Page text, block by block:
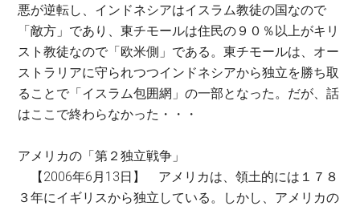
悪が逆転し、インドネシアはイスラム教徒の国なので
「敵方」であり、東チモールは住民の９０％以上がキリ
スト教徒なので「欧米側」である。東チモールは、オー
ストラリアに守られつつインドネシアから独立を勝ち取
ることで「イスラム包囲網」の一部となった。だが、話
はここで終わらなかった・・・
アメリカの「第２独立戦争」
【2006年6月13日】 アメリカは、領土的には１７８
３年にイギリスから独立している。しかし、アメリカの